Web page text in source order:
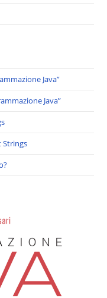
Java”
Java”
Strings